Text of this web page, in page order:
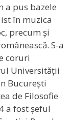
a pus bazele
în muzica
precum și
S-a
coruri
Universității
București
de Filosofie
a fost șeful